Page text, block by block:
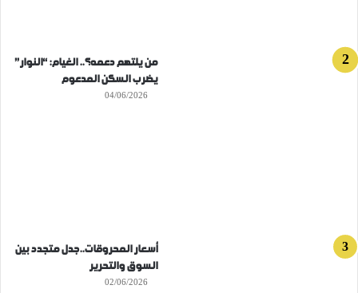
من يلتهم دعمه؟.. الغيام: “النوار”
يضرب السكن المدعوم
04/06/2026
أسعار المحروقات..جدل متجدد بين
السوق والتحرير
02/06/2026